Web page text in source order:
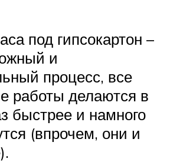
под гипсокартон –
и
процесс, все
работы делаются в
быстрее и намного
(впрочем, они и